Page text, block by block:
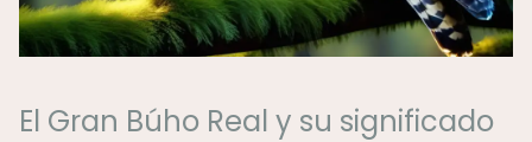
El Gran Búho Real y su significado